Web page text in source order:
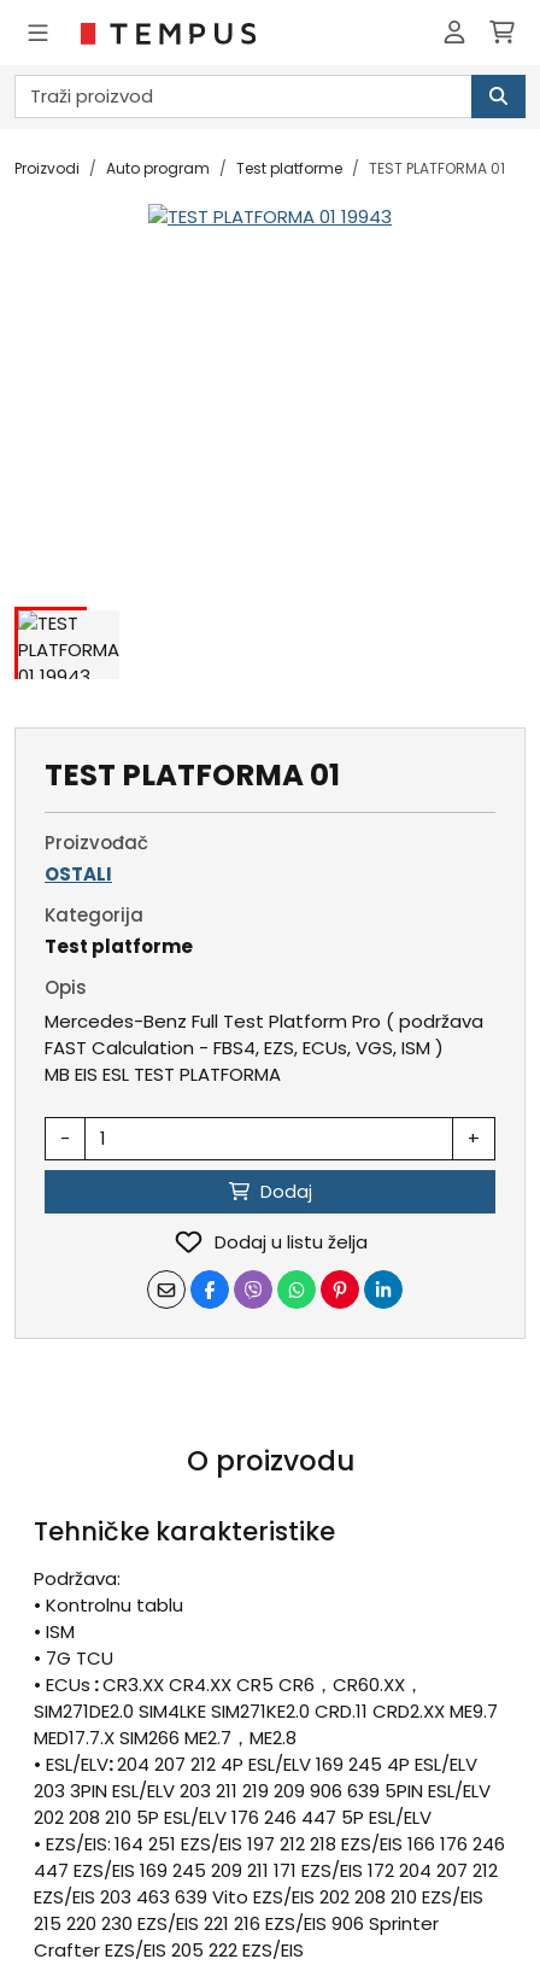
Proizvodi Auto program Test platforme TEST PLATFORMA 01
TEST PLATFORMA 01
Proizvođač
OSTALI
Kategorija
Test platforme
Opis
Mercedes-Benz Full Test Platform Pro ( podržava
FAST Calculation - FBS4, EZS, ECUs, VGS, ISM )
MB EIS ESL TEST PLATFORMA
- +
Dodaj
Dodaj u listu želja
O proizvodu
Tehničke karakteristike
Podržava:
• Kontrolnu tablu
• ISM
• 7G TCU
• ECUs :CR3.XX CR4.XX CR5 CR6，CR60.XX，
SIM271DE2.0 SIM4LKE SIM271KE2.0 CRD.11 CRD2.XX ME9.7
MED17.7.X SIM266 ME2.7，ME2.8
• ESL/ELV:204 207 212 4P ESL/ELV 169 245 4P ESL/ELV
203 3PIN ESL/ELV 203 211 219 209 906 639 5PIN ESL/ELV
202 208 210 5P ESL/ELV 176 246 447 5P ESL/ELV
• EZS/EIS:164 251 EZS/EIS 197 212 218 EZS/EIS 166 176 246
447 EZS/EIS 169 245 209 211 171 EZS/EIS 172 204 207 212
EZS/EIS 203 463 639 Vito EZS/EIS 202 208 210 EZS/EIS
215 220 230 EZS/EIS 221 216 EZS/EIS 906 Sprinter
Crafter EZS/EIS 205 222 EZS/EIS